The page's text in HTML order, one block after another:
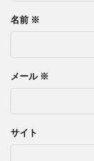
名前 ※
メール ※
サイト